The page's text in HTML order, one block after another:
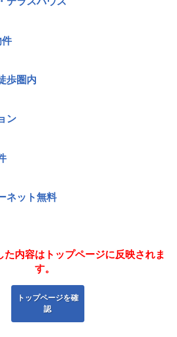
件
歩圏内
ン
ネット無料
た内容はトップページに反映されま
す。
トップページを確
認